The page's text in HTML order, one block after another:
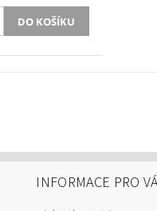
INFORMACE PRO